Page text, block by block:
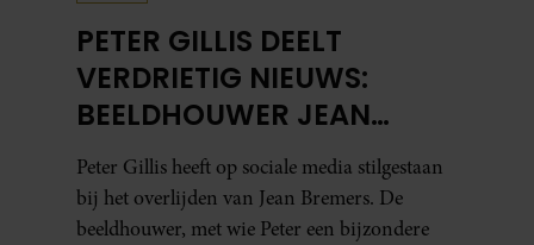
PETER GILLIS DEELT
VERDRIETIG NIEUWS:
BEELDHOUWER JEAN
BREMERS (90) OVERLEDEN
Peter Gillis heeft op sociale media stilgestaan
bij het overlijden van Jean Bremers. De
beeldhouwer, met wie Peter een bijzondere